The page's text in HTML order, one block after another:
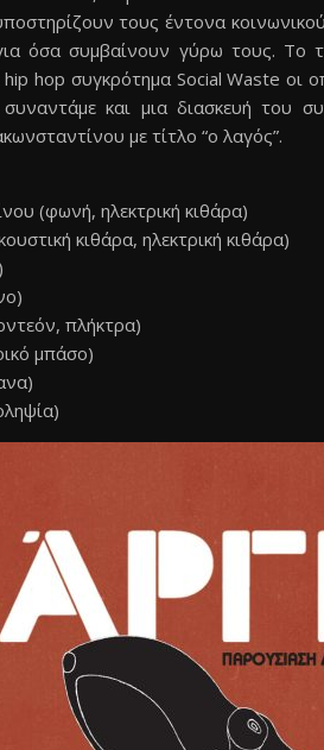
τους έντονα
όσα συμβαίνουν γύρω τους. Το
hop συγκρότημα Social Waste οι
συναντάμε και μια διασκευή του
με τίτλο “ο λαγός”.
(φωνή, ηλεκτρική κιθάρα)
κιθάρα, ηλεκτρική κιθάρα)
πλήκτρα)
μπάσο)